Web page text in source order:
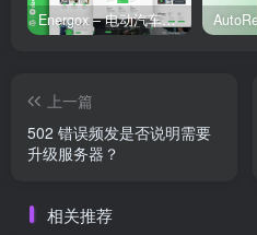
Energox – 电动汽车充电站 Elementor 模板套件
上一篇
502 错误频发是否说明需要
升级服务器？
相关推荐